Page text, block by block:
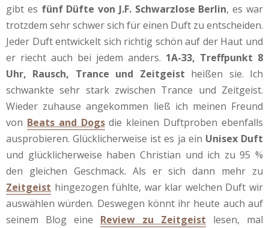
gibt es fünf Düfte von J.F. Schwarzlose Berlin, es war
trotzdem sehr schwer sich für einen Duft zu entscheiden.
Jeder Duft entwickelt sich richtig schön auf der Haut und
er riecht auch bei jedem anders. 1A-33, Treffpunkt 8
Uhr, Rausch, Trance und Zeitgeist heißen sie. Ich
schwankte sehr stark zwischen Trance und Zeitgeist.
Wieder zuhause angekommen ließ ich meinen Freund
von Beats and Dogsdie kleinen Duftproben ebenfalls
ausprobieren. Glücklicherweise ist es ja ein Unisex Duft
und glücklicherweise haben Christian und ich zu 95 %
den gleichen Geschmack. Als er sich dann mehr zu
Zeitgeist hingezogen fühlte, war klar welchen Duft wir
auswählen würden. Deswegen könnt ihr heute auch auf
seinem Blog eine Review zu Zeitgeist lesen, mal